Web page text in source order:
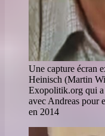
Une capture écran
Heinisch (Martin
Exopolitik.org qui a
avec Andreas pour
en 2014